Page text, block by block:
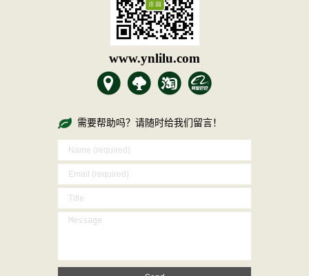
www.ynlilu.com
需要帮助吗？请随时给我们留言！